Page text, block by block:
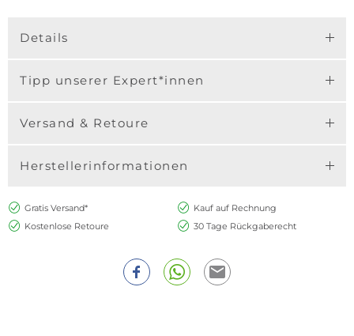
Details
Tipp unserer Expert*innen
Versand & Retoure
Herstellerinformationen
Gratis Versand*
Kauf auf Rechnung
Kostenlose Retoure
30 Tage Rückgaberecht